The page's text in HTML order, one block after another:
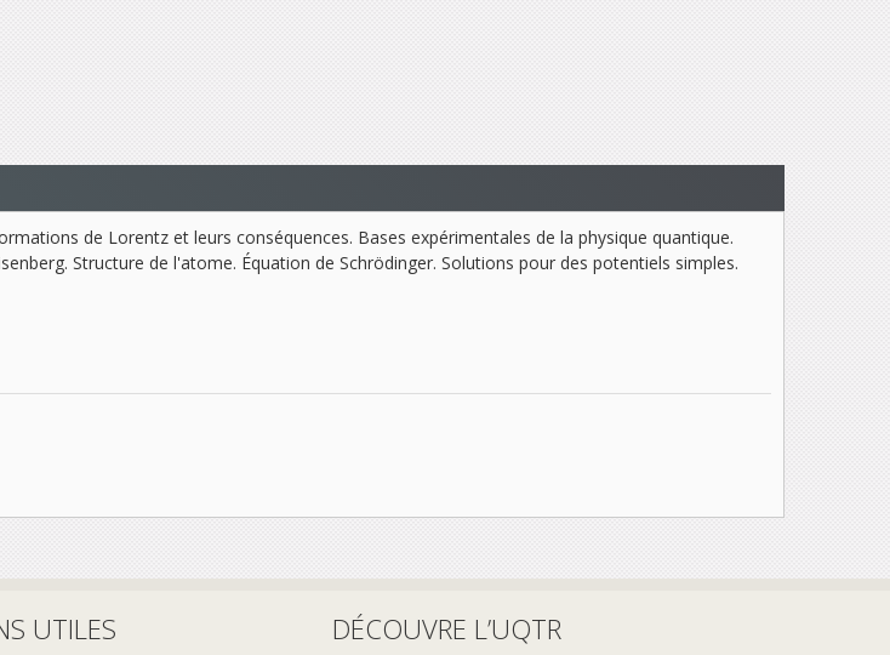
de Lorentz et leurs conséquences. Bases expérimentales de la physique quantique.
Structure de l'atome. Équation de Schrödinger. Solutions pour des potentiels simples.
UTILES DÉCOUVRE L’UQTR